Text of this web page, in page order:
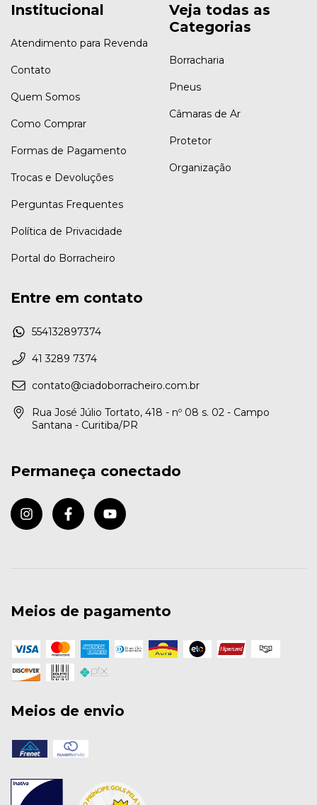
Institucional
Atendimento para Revenda
Contato
Quem Somos
Como Comprar
Formas de Pagamento
Trocas e Devoluções
Perguntas Frequentes
Política de Privacidade
Portal do Borracheiro
Veja todas as
Categorias
Borracharia
Pneus
Câmaras de Ar
Protetor
Organização
Entre em contato
554132897374
41 3289 7374
contato@ciadoborracheiro.com.br
Rua José Júlio Tortato, 418 - nº 08 s. 02 - Campo
Santana - Curitiba/PR
Permaneça conectado
Meios de pagamento
Meios de envio